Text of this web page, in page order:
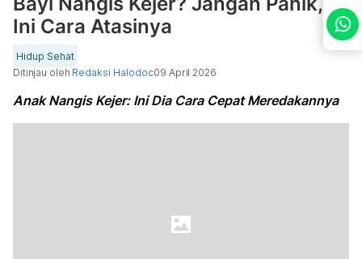
Ini Cara Atasinya
Hidup Sehat
Ditinjau oleh Redaksi Halodoc09 April 2026
Anak Nangis Kejer: Ini Dia Cara Cepat Meredakannya